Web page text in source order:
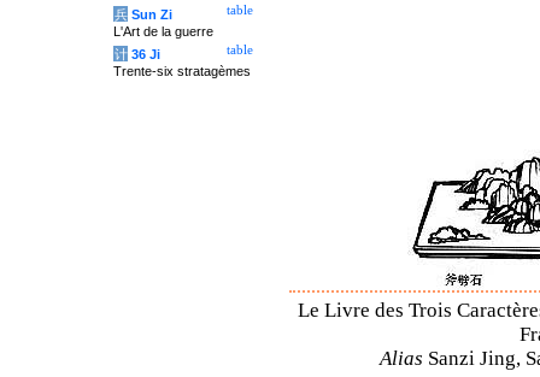
Le Livre des Trois
Alias Sanzi Jing,
table
兵 Sun Zi
L'Art de la guerre
table
计 36 Ji
Trente-six stratagèmes